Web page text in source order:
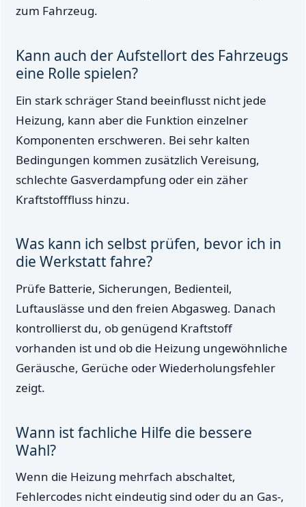
zum Fahrzeug.
Kann auch der Aufstellort des Fahrzeugs
eine Rolle spielen?
Ein stark schräger Stand beeinflusst nicht jede
Heizung, kann aber die Funktion einzelner
Komponenten erschweren. Bei sehr kalten
Bedingungen kommen zusätzlich Vereisung,
schlechte Gasverdampfung oder ein zäher
Kraftstofffluss hinzu.
Was kann ich selbst prüfen, bevor ich in
die Werkstatt fahre?
Prüfe Batterie, Sicherungen, Bedienteil,
Luftauslässe und den freien Abgasweg. Danach
kontrollierst du, ob genügend Kraftstoff
vorhanden ist und ob die Heizung ungewöhnliche
Geräusche, Gerüche oder Wiederholungsfehler
zeigt.
Wann ist fachliche Hilfe die bessere
Wahl?
Wenn die Heizung mehrfach abschaltet,
Fehlercodes nicht eindeutig sind oder du an Gas-,